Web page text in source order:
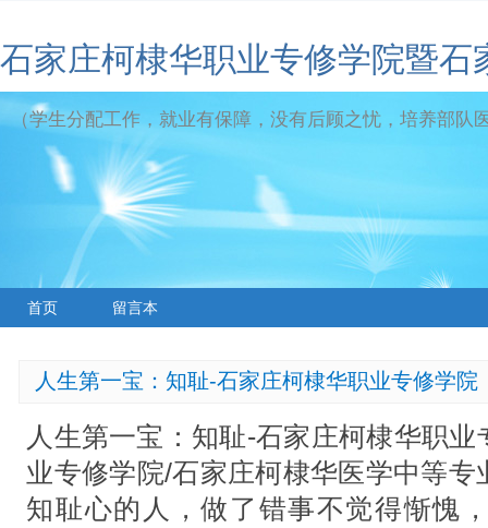
石家庄柯棣华职业专修学院暨
（学生分配工作，就业有保障，没有后顾之忧，培养部队
首页 留言本
人生第一宝：知耻-石家庄柯棣华职业专修学院
人生第一宝：知耻-石家庄柯棣华职
业专修学院/石家庄柯棣华医学中等
知耻心的人，做了错事不觉得惭愧